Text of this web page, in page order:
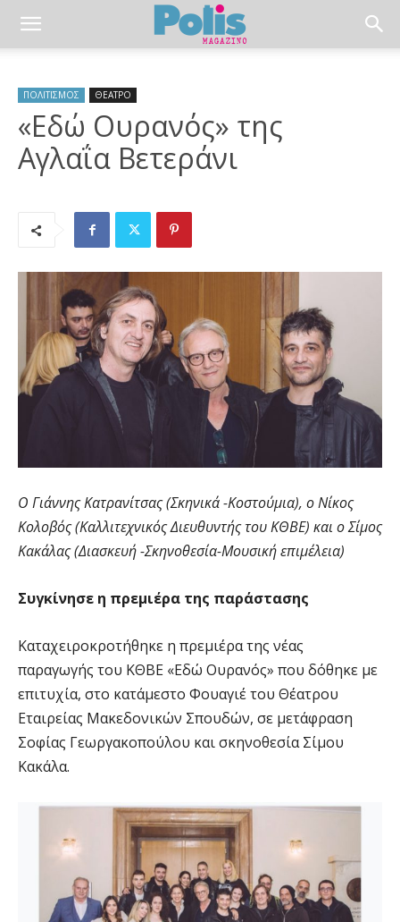
ΠΟΛΙΤΙΣΜΟΣ ΘΕΑΤΡΟ
«Εδώ Ουρανός» της
Αγλαΐα Βετεράνι
Ο Γιάννης Κατρανίτσας (Σκηνικά -Κοστούμια), ο Νίκος
Κολοβός (Καλλιτεχνικός Διευθυντής του ΚΘΒΕ) και ο Σίμος
Κακάλας (Διασκευή -Σκηνοθεσία-Μουσική επιμέλεια)
Συγκίνησε η πρεμιέρα της παράστασης
Καταχειροκροτήθηκε η πρεμιέρα της νέας
παραγωγής του ΚΘΒΕ «Εδώ Ουρανός» που δόθηκε με
επιτυχία, στο κατάμεστο Φουαγιέ του Θέατρου
Εταιρείας Μακεδονικών Σπουδών, σε μετάφραση
Σοφίας Γεωργακοπούλου και σκηνοθεσία Σίμου
Κακάλα.